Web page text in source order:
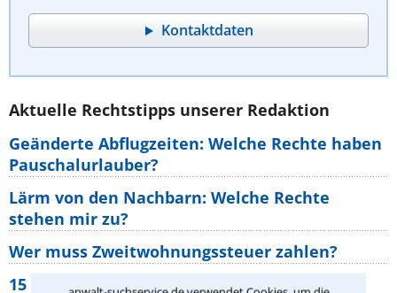
Kontaktdaten
Aktuelle Rechtstipps unserer Redaktion
Geänderte Abflugzeiten: Welche Rechte haben
Pauschalurlauber?
Lärm von den Nachbarn: Welche Rechte
stehen mir zu?
Wer muss Zweitwohnungssteuer zahlen?
15 elementare Rechte, die jeder